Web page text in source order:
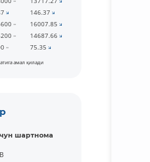
146.37
16007.85
14687.66
75.35
амал қилади
шартнома